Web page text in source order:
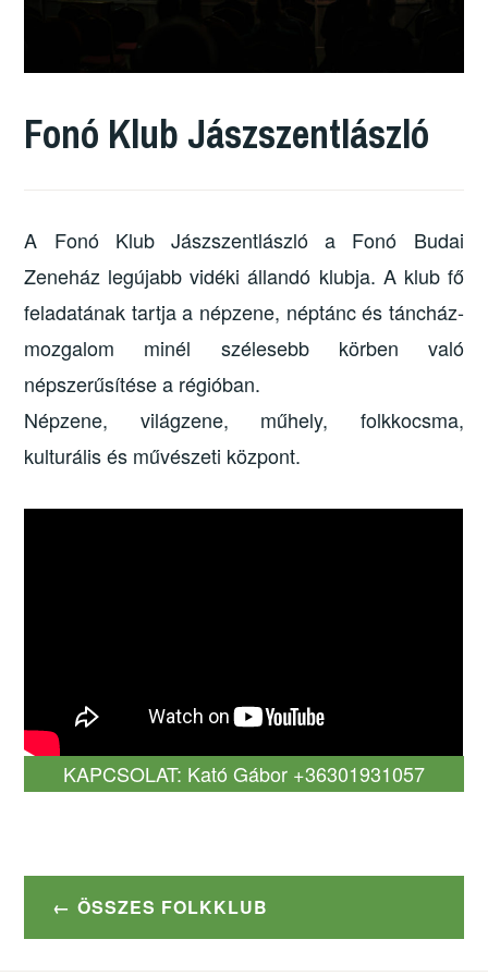
Fonó Klub Jászszentlászló
A Fonó Klub Jászszentlászló a Fonó Budai
Zeneház legújabb vidéki állandó klubja. A klub fő
feladatának tartja a népzene, néptánc és táncház-
mozgalom minél szélesebb körben való
népszerűsítése a régióban.
Népzene, világzene, műhely, folkkocsma,
kulturális és művészeti központ.
KAPCSOLAT: Kató Gábor +36301931057
ÖSSZES FOLKKLUB